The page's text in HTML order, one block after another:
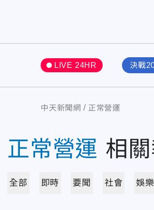
LIVE 24HR 決戰
中天新聞網 正常營運
正常營運 相
全部 即時 要聞 社會 娛樂